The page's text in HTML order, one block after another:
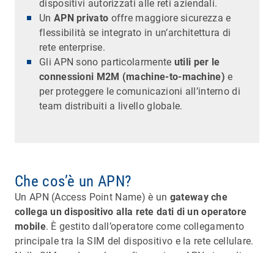
dispositivi autorizzati alle reti aziendali.
Un APN privato offre maggiore sicurezza e
flessibilità se integrato in un’architettura di
rete enterprise.
Gli APN sono particolarmente utili per le
connessioni M2M (machine-to-machine) e
per proteggere le comunicazioni all’interno di
team distribuiti a livello globale.
Che cos’è un APN?
Un APN (Access Point Name) è un gateway che
collega un dispositivo alla rete dati di un operatore
mobile. È gestito dall’operatore come collegamento
principale tra la SIM del dispositivo e la rete cellulare.